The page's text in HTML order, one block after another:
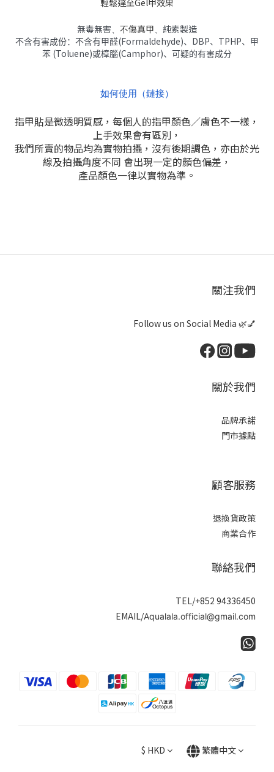
輕鬆達至Gel甲效果
無毒無害、 不傷真甲、 純素製造
不含有害成份：不含有甲醛(Formaldehyde)、 DBP、 TPHP、甲
苯 (Toluene)或樟腦(Camphor)、可疑的有害成分
如何使用（鏈接）
指甲貼是微透明質感，每個人的指甲顏色／膚色不一樣，
上手效果會有區別，
我們所賣的物品均為實物拍攝，沒有後期調色，亦由於光
線及拍攝角度不同 會出現一定的顏色偏差，
產品顏色一律以實物為準。
關注我們
Follow us on Social Media 🌿💅
關於我們
品牌承諾
門市據點
顧客服務
退換貨政策
商業合作
聯絡我們
TEL/+852 94336450
EMAIL/Aqualala.official@gmail.com
$ HKD 繁體中文